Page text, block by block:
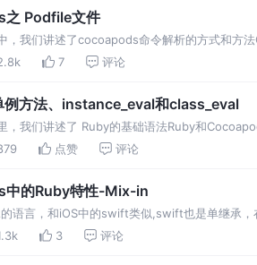
Podfile文件
，我们讲述了cocoapods命令解析的方式和方
中的e 7 评论
例方法、instance_eval和class_eval
，我们讲述了 Ruby的基础语法Ruby和
始化了两个字符串的实例
点赞 评论
中的Ruby特性-Mix-in
语言，和iOS中的swift类似,swift也是单继承
3 评论